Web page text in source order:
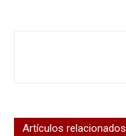
Artículos relacionados